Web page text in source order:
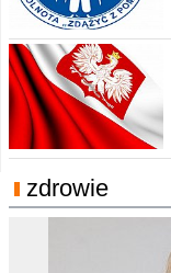
zdrowie